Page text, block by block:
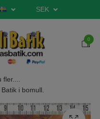
SEK
0
fler....
i bomull.